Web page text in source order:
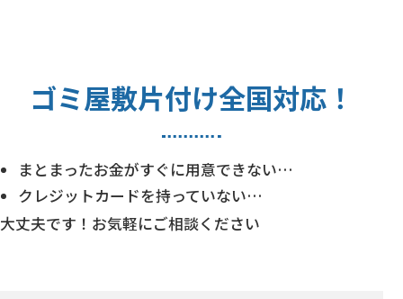
ゴミ屋敷片付け全国対応！
まとまったお金がすぐに用意できない…
クレジットカードを持っていない…
大丈夫です！お気軽にご相談ください